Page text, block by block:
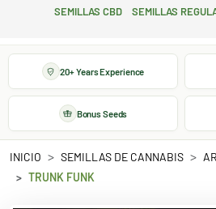
Semillas CBD Semillas
20+ Years Experience
Bonus Seeds
INICIO SEMILLAS DE CANNABIS
TRUNK FUNK